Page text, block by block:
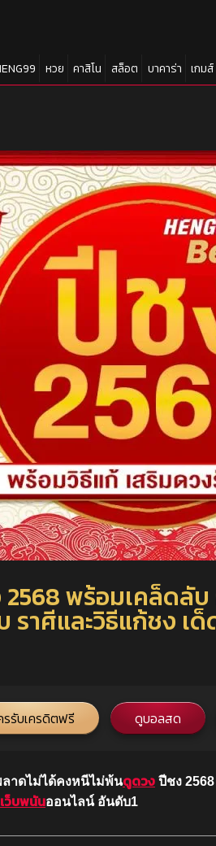
หวย คาสิโน สล็อต บาคาร่า เกมส์
2568 พร้อมเคล็ด
าศีและวิธีแก้ชง เ
รับเครดิตฟรี ดูบอลสด
ลาดไม่ได้คงหนีไม่พ้นดูดวง ปีชง
เว็บพนันออนไลน์ อันดับ1